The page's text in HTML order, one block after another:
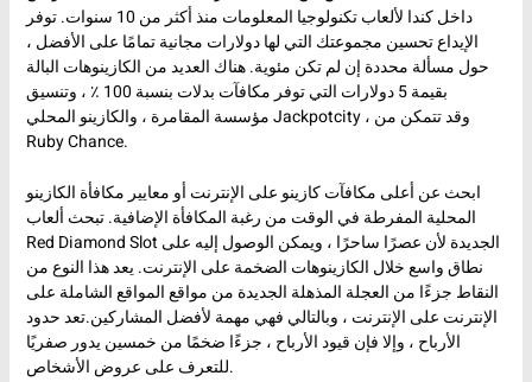
داخل كندا لألعاب تكنولوجيا المعلومات منذ أكثر من 10 سنوات. توفر
الإيداع تحسين مجموعتك التي لها دولارات مجانية تمامًا على الأفضل ،
حول مسألة محددة إن لم تكن مئوية. هناك العديد من الكازينوهات البالة
بقيمة 5 دولارات التي توفر مكافآت بدلات بنسبة 100 ٪ ، وتنسيق
مؤسسة المقامرة ، والكازينو المحلي Jackpotcity ، وقد تتمكن من
Ruby Chance.
ابحث عن أعلى مكافآت كازينو على الإنترنت أو معايير مكافأة الكازينو
المحلية المفرطة في الوقت من رغبة المكافأة الإضافية. تبحث ألعاب
Red Diamond Slot الجديدة لأن عصرًا ساحرًا ، ويمكن الوصول إليه على
نطاق واسع خلال الكازينوهات الضخمة على الإنترنت. يعد هذا النوع من
النقاط جزءًا من العجلة المذهلة الجديدة من مواقع المواقع الشاملة على
الإنترنت على الإنترنت ، وبالتالي فهي مهمة لأفضل المشاركين.تعد حدود
الأرباح ، وإلا فإن قيود الأرباح ، جزءًا ضخمًا من خمسين يدور صفريًا
للتعرف على عروض الأشخاص.